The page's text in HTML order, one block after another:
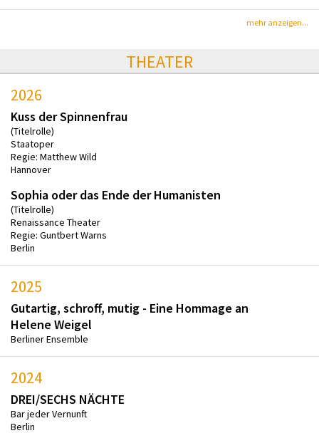
mehr anzeigen...
THEATER
2026
Kuss der Spinnenfrau
(Titelrolle)
Staatoper
Regie: Matthew Wild
Hannover
Sophia oder das Ende der Humanisten
(Titelrolle)
Renaissance Theater
Regie: Guntbert Warns
Berlin
2025
Gutartig, schroff, mutig - Eine Hommage an
Helene Weigel
Berliner Ensemble
2024
DREI/SECHS NÄCHTE
Bar jeder Vernunft
Berlin